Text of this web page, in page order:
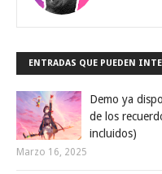
ENTRADAS QUE PUEDEN
Demo ya
de los
incluidos)
Marzo 16, 2025